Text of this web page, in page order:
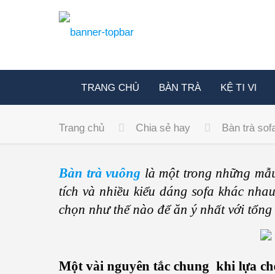
TRANG CHỦ BÀN TRÀ KỆ TI VI
Trang chủ Chia sẻ hay Bàn trà
Bàn trà vuông là một trong những
tích và nhiều kiểu dáng sofa khác
chọn như thế nào để ăn ý nhất với
Một vài nguyên tắc chung khi lựa